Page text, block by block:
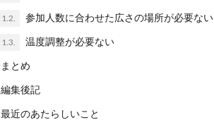
1.2. 参加人数に合わせた広さの場所が必要ない
1.3. 温度調整が必要ない
まとめ
編集後記
最近のあたらしいこと